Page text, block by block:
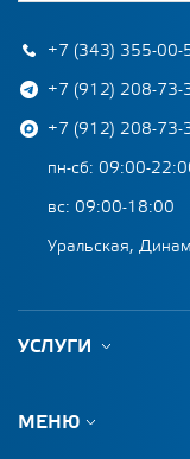
+7 (343) 355-00-
+7 (912) 208-73-
+7 (912) 208-73-
пн-сб: 09:00-
вс: 09:00-18:00
Уральская,
УСЛУГИ
МЕНЮ